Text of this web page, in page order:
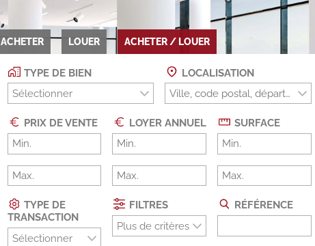
ACHETER LOUER ACHETER / LOUER
TYPE DE BIEN
Sélectionner
LOCALISATION
PRIX DE VENTE LOYER ANNUEL SURFACE
TYPE DE
TRANSACTION
Sélectionner
FILTRES
Plus de critères
RÉFÉRENCE